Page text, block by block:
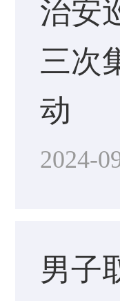
治安
三次
动
2024-
男子